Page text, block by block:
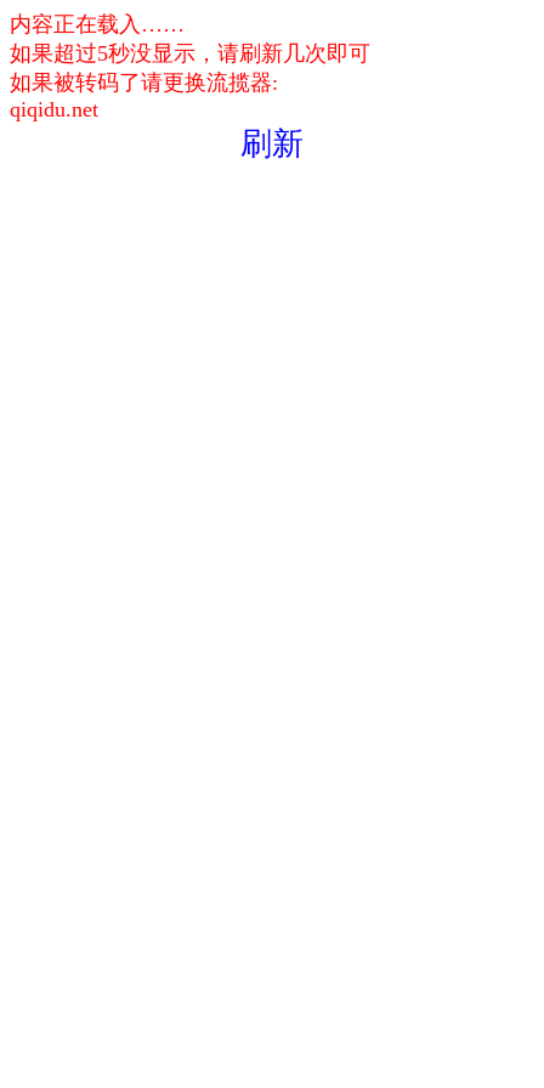
内容正在载入……
如果超过5秒没显示，请刷新几次即可
如果被转码了请更换流揽器:
qiqidu.net
刷新